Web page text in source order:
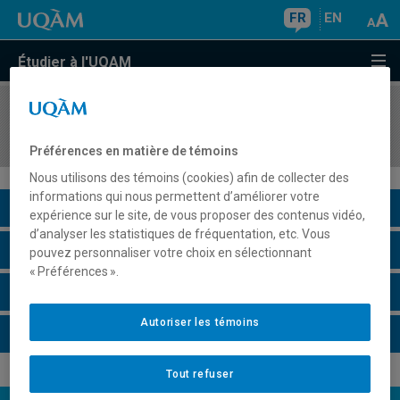
FR EN
Étudier à l'UQAM
COURS//
Description du cours
Horaire - Été 2026
Préférences en matière de témoins
Nous utilisons des témoins (cookies) afin de collecter des
informations qui nous permettent d’améliorer votre
expérience sur le site, de vous proposer des contenus vidéo,
d’analyser les statistiques de fréquentation, etc. Vous
pouvez personnaliser votre choix en sélectionnant
« Préférences ».
Tout refuser
Autoriser les témoins